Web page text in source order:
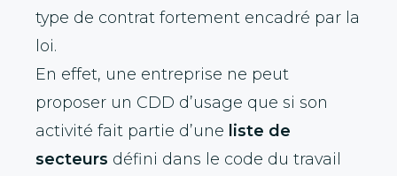
type de contrat fortement encadré par la
loi.
En effet, une entreprise ne peut
proposer un CDD d’usage que si son
activité fait partie d’une liste de
secteurs défini dans le code du travail